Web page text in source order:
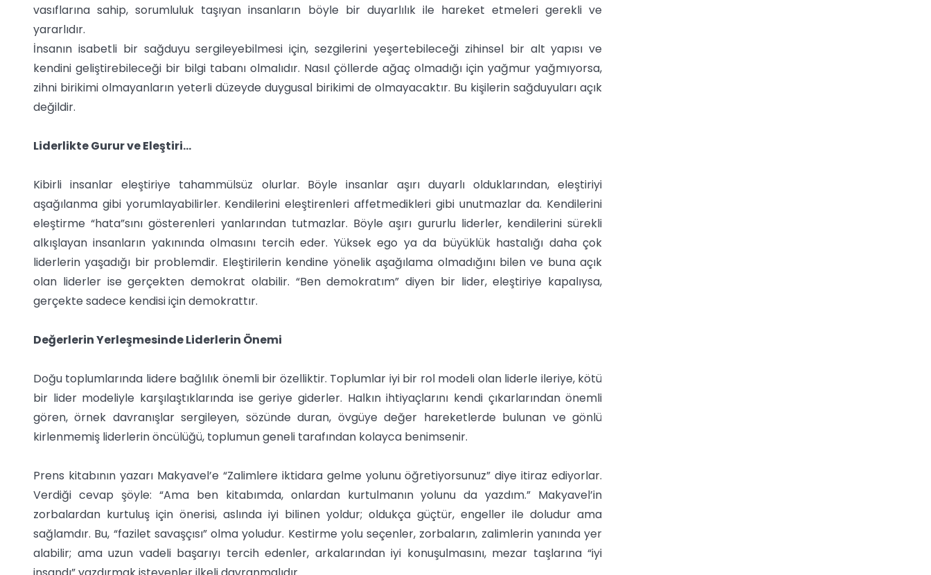
vasıflarına sahip, sorumluluk taşıyan insanların böyle bir duyarlılık ile hareket etmeleri gerekli ve
yararlıdır.
İnsanın isabetli bir sağduyu sergileyebilmesi için, sezgilerini yeşertebileceği zihinsel bir alt yapısı ve
kendini geliştirebileceği bir bilgi tabanı olmalıdır. Nasıl çöllerde ağaç olmadığı için yağmur yağmıyorsa,
zihni birikimi olmayanların yeterli düzeyde duygusal birikimi de olmayacaktır. Bu kişilerin sağduyuları açık
değildir.
Liderlikte Gurur ve Eleştiri…
Kibirli insanlar eleştiriye tahammülsüz olurlar. Böyle insanlar aşırı duyarlı olduklarından, eleştiriyi
aşağılanma gibi yorumlayabilirler. Kendilerini eleştirenleri affetmedikleri gibi unutmazlar da. Kendilerini
eleştirme “hata”sını gösterenleri yanlarından tutmazlar. Böyle aşırı gururlu liderler, kendilerini sürekli
alkışlayan insanların yakınında olmasını tercih eder. Yüksek ego ya da büyüklük hastalığı daha çok
liderlerin yaşadığı bir problemdir. Eleştirilerin kendine yönelik aşağılama olmadığını bilen ve buna açık
olan liderler ise gerçekten demokrat olabilir. “Ben demokratım” diyen bir lider, eleştiriye kapalıysa,
gerçekte sadece kendisi için demokrattır.
Değerlerin Yerleşmesinde Liderlerin Önemi
Doğu toplumlarında lidere bağlılık önemli bir özelliktir. Toplumlar iyi bir rol modeli olan liderle ileriye, kötü
bir lider modeliyle karşılaştıklarında ise geriye giderler. Halkın ihtiyaçlarını kendi çıkarlarından önemli
gören, örnek davranışlar sergileyen, sözünde duran, övgüye değer hareketlerde bulunan ve gönlü
kirlenmemiş liderlerin öncülüğü, toplumun geneli tarafından kolayca benimsenir.
Prens kitabının yazarı Makyavel’e “Zalimlere iktidara gelme yolunu öğretiyorsunuz” diye itiraz ediyorlar.
Verdiği cevap şöyle: “Ama ben kitabımda, onlardan kurtulmanın yolunu da yazdım.” Makyavel’in
zorbalardan kurtuluş için önerisi, aslında iyi bilinen yoldur; oldukça güçtür, engeller ile doludur ama
sağlamdır. Bu, “fazilet savaşçısı” olma yoludur. Kestirme yolu seçenler, zorbaların, zalimlerin yanında yer
alabilir; ama uzun vadeli başarıyı tercih edenler, arkalarından iyi konuşulmasını, mezar taşlarına “iyi